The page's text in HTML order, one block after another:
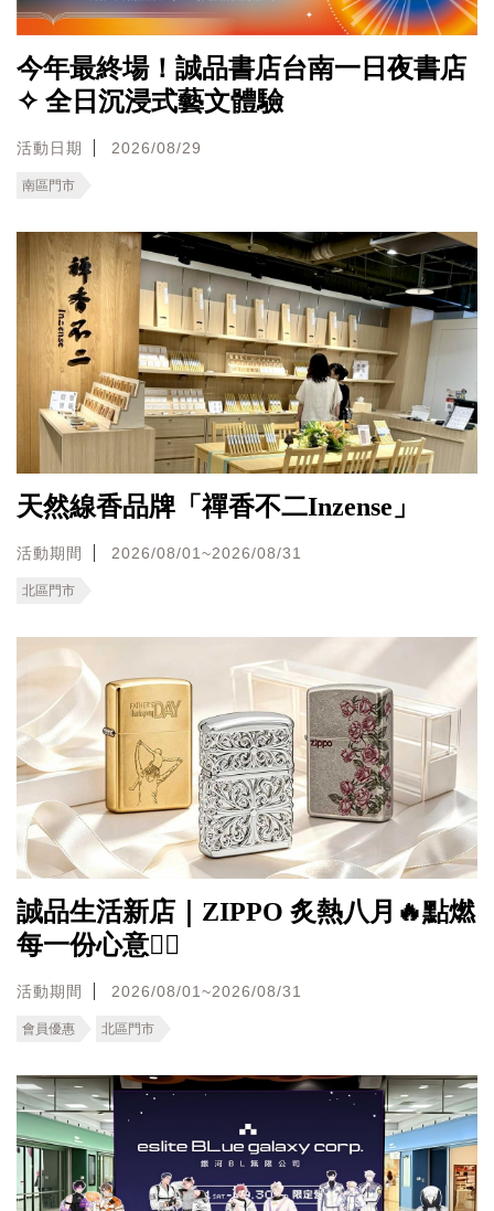
今年最終場！誠品書店台南一日夜書店
✧ 全日沉浸式藝文體驗
活動日期 2026/08/29
南區門市
天然線香品牌「禪香不二Inzense」
活動期間 2026/08/01~2026/08/31
北區門市
誠品生活新店｜ZIPPO 炙熱八月🔥點燃
每一份心意❤️‍🔥
活動期間 2026/08/01~2026/08/31
會員優惠 北區門市